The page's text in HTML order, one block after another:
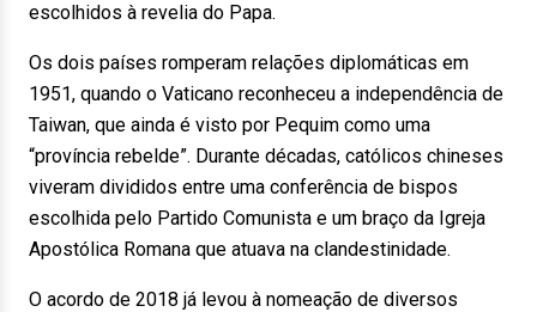
escolhidos à revelia do Papa.
Os dois países romperam relações diplomáticas em
1951, quando o Vaticano reconheceu a independência de
Taiwan, que ainda é visto por Pequim como uma
“província rebelde”. Durante décadas, católicos chineses
viveram divididos entre uma conferência de bispos
escolhida pelo Partido Comunista e um braço da Igreja
Apostólica Romana que atuava na clandestinidade.
O acordo de 2018 já levou à nomeação de diversos